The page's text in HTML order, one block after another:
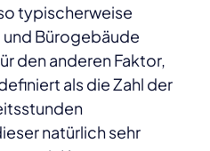
typischerweise
und Bürogebäude
den anderen Faktor,
als die Zahl der
natürlich sehr